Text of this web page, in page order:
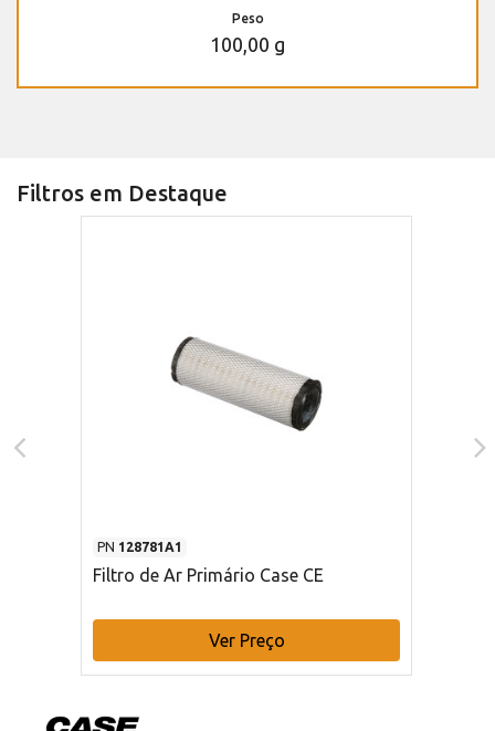
Peso
100,00 g
Filtros em Destaque
PN 128781A1
Filtro de Ar Primário Case CE
Ver Preço